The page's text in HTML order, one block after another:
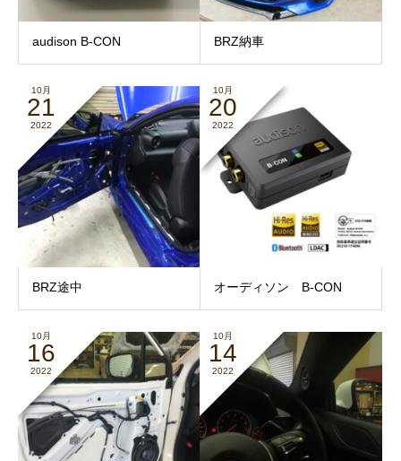
audison B-CON BRZ納車
10月
21
2022
BRZ途中
10月
20
2022
オーディソン B-CON
10月
16
2022
10月
14
2022